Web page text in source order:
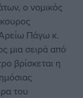
ο νομικός
Πάγω κ.
μια σειρά από
βρίσκεται η
του